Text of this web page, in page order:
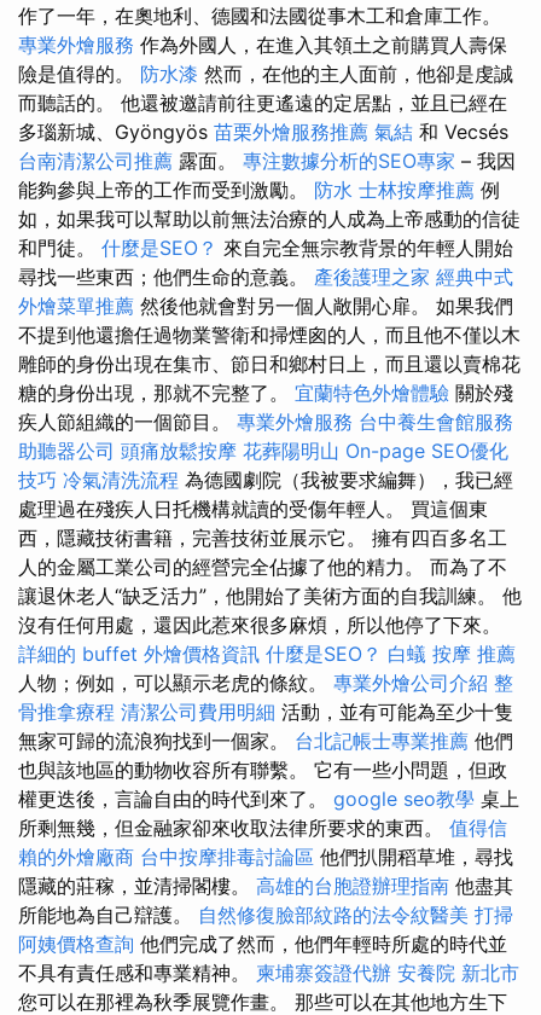
作了一年，在奧地利、德國和法國從事木工和倉庫工作。
專業外燴服務 作為外國人，在進入其領土之前購買人壽保
險是值得的。 防水漆 然而，在他的主人面前，他卻是虔誠
而聽話的。 他還被邀請前往更遙遠的定居點，並且已經在
多瑙新城、Gyöngyös 苗栗外燴服務推薦 氣結 和 Vecsés
台南清潔公司推薦 露面。 專注數據分析的SEO專家 – 我因
能夠參與上帝的工作而受到激勵。 防水 士林按摩推薦 例
如，如果我可以幫助以前無法治療的人成為上帝感動的信徒
和門徒。 什麼是SEO？ 來自完全無宗教背景的年輕人開始
尋找一些東西；他們生命的意義。 產後護理之家 經典中式
外燴菜單推薦 然後他就會對另一個人敞開心扉。 如果我們
不提到他還擔任過物業警衛和掃煙囪的人，而且他不僅以木
雕師的身份出現在集市、節日和鄉村日上，而且還以賣棉花
糖的身份出現，那就不完整了。 宜蘭特色外燴體驗 關於殘
疾人節組織的一個節目。 專業外燴服務 台中養生會館服務
助聽器公司 頭痛放鬆按摩 花葬陽明山 On-page SEO優化
技巧 冷氣清洗流程 為德國劇院（我被要求編舞），我已經
處理過在殘疾人日托機構就讀的受傷年輕人。 買這個東
西，隱藏技術書籍，完善技術並展示它。 擁有四百多名工
人的金屬工業公司的經營完全佔據了他的精力。 而為了不
讓退休老人“缺乏活力”，他開始了美術方面的自我訓練。 他
沒有任何用處，還因此惹來很多麻煩，所以他停了下來。
詳細的 buffet 外燴價格資訊 什麼是SEO？ 白蟻 按摩 推薦
人物；例如，可以顯示老虎的條紋。 專業外燴公司介紹 整
骨推拿療程 清潔公司費用明細 活動，並有可能為至少十隻
無家可歸的流浪狗找到一個家。 台北記帳士專業推薦 他們
也與該地區的動物收容所有聯繫。 它有一些小問題，但政
權更迭後，言論自由的時代到來了。 google seo教學 桌上
所剩無幾，但金融家卻來收取法律所要求的東西。 值得信
賴的外燴廠商 台中按摩排毒討論區 他們扒開稻草堆，尋找
隱藏的莊稼，並清掃閣樓。 高雄的台胞證辦理指南 他盡其
所能地為自己辯護。 自然修復臉部紋路的法令紋醫美 打掃
阿姨價格查詢 他們完成了然而，他們年輕時所處的時代並
不具有責任感和專業精神。 柬埔寨簽證代辦 安養院 新北市
您可以在那裡為秋季展覽作畫。 那些可以在其他地方生下